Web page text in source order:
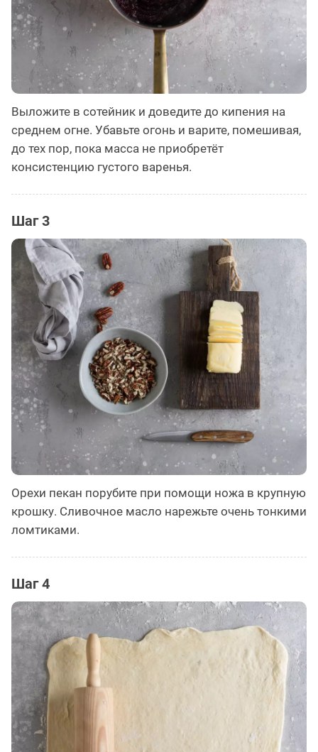
Выложите в сотейник и доведите до кипения на
среднем огне. Убавьте огонь и варите, помешивая,
до тех пор, пока масса не приобретёт
консистенцию густого варенья.
Шаг 3
Орехи пекан порубите при помощи ножа в крупную
крошку. Сливочное масло нарежьте очень тонкими
ломтиками.
Шаг 4